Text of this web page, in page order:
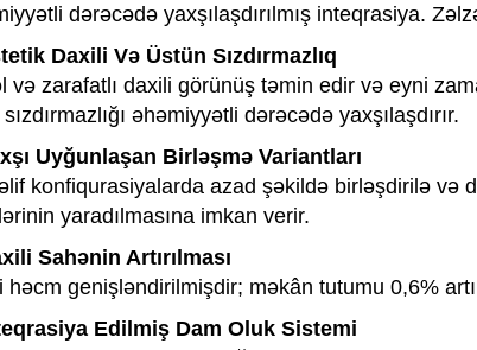
dərəcədə yaxşılaşdırılmış inteqrasiya.
Daxili Və Üstün Sızdırmazlıq
və zarafatlı daxili görünüş təmin edir və eyni
sızdırmazlığı əhəmiyyətli dərəcədə yaxşılaşdırır.
Uyğunlaşan Birləşmə Variantları
konfiqurasiyalarda azad şəkildə birləşdirilə və
yaradılmasına imkan verir.
Sahənin Artırılması
həcm genişləndirilmişdir; məkân tutumu 0,6%
Edilmiş Dam Oluk Sistemi